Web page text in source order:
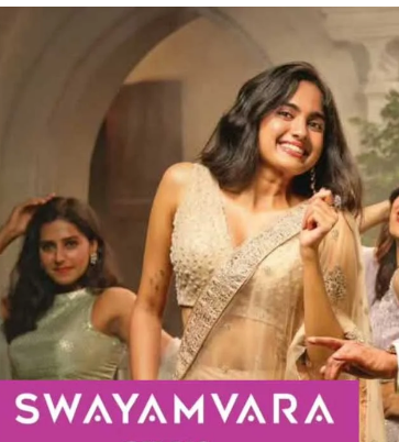
തിരച്ചിൽ തുടരുന്നു.
– ഷൈനി ദമ്പതികളുടെ മകൻ ആഷ്‌ലിൻ
തിരച്ചിൽ ഇന്ന് രാവിലെ ആറ്
തോമസ് (10) നെ കണ്ടെത്തിയിരുന്നു. തുടർന്ന്
എത്തിച്ചെങ്കിലും മരണം